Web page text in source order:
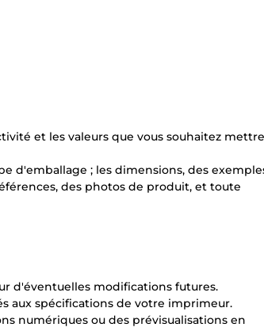
et les valeurs que vous souhaitez mettre
d'emballage ; les dimensions, des
des photos de produit, et toute
d'éventuelles modifications futures.
aux spécifications de votre imprimeur.
numériques ou des prévisualisations en